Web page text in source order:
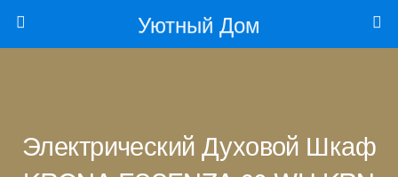
Уютный Дом
Электрический Духовой Шкаф